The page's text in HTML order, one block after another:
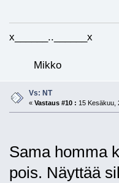
x______..______x
Mikko
Vs: NT
« Vastaus #10 : 15 Kesäkuu,
Sama homma
pois. Näyttää